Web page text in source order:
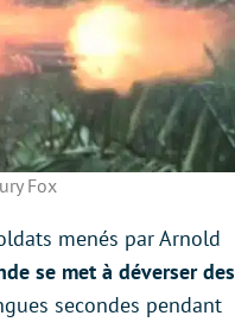
Fox
menés par Arnold
se met à déverser des
secondes pendant